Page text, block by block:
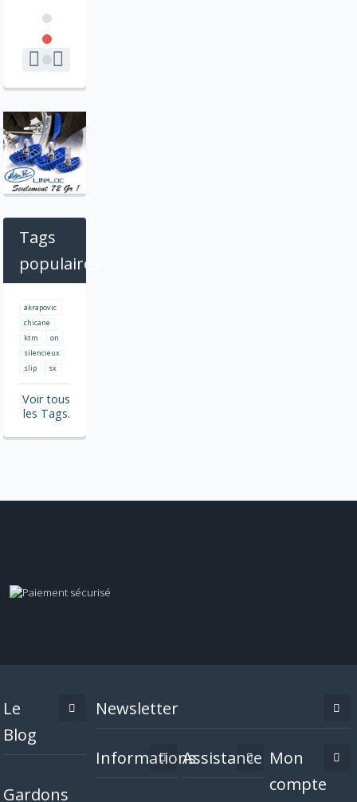
Tags
populaires
akrapovic
chicane
ktm
on
silencieux
slip
sx
Voir tous
les Tags.
Le
Blog
Gardons
Newsletter
InformationsAssistance Mon
compte